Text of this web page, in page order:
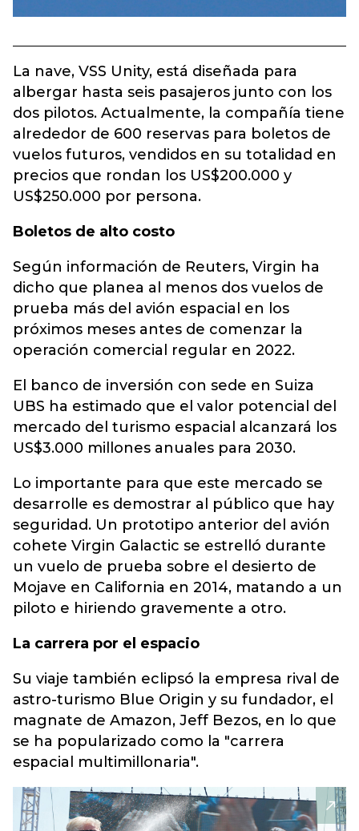
La nave, VSS Unity, está diseñada para
albergar hasta seis pasajeros junto con los
dos pilotos. Actualmente, la compañía tiene
alrededor de 600 reservas para boletos de
vuelos futuros, vendidos en su totalidad en
precios que rondan los US$200.000 y
US$250.000 por persona.
Boletos de alto costo
Según información de Reuters, Virgin ha
dicho que planea al menos dos vuelos de
prueba más del avión espacial en los
próximos meses antes de comenzar la
operación comercial regular en 2022.
El banco de inversión con sede en Suiza
UBS ha estimado que el valor potencial del
mercado del turismo espacial alcanzará los
US$3.000 millones anuales para 2030.
Lo importante para que este mercado se
desarrolle es demostrar al público que hay
seguridad. Un prototipo anterior del avión
cohete Virgin Galactic se estrelló durante
un vuelo de prueba sobre el desierto de
Mojave en California en 2014, matando a un
piloto e hiriendo gravemente a otro.
La carrera por el espacio
Su viaje también eclipsó la empresa rival de
astro-turismo Blue Origin y su fundador, el
magnate de Amazon, Jeff Bezos, en lo que
se ha popularizado como la "carrera
espacial multimillonaria".